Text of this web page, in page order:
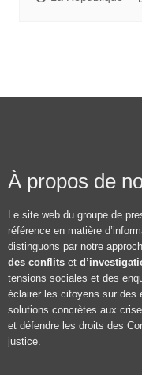
À propos de
Le site web du groupe de
référence en matière
distinguons par notre
des conflits et
tensions sociales et des
éclairer les citoyens sur des
solutions concrètes aux
et défendre les droits des
justice.